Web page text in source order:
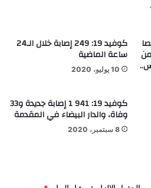
11 شخصا كوفيد 19: 249 إصابة خلال الـ24
ساعة الماضية
10 يوليو، 2020
كوفيد 19: 941 1 إصابة جديدة و33
وفاة، والدار البيضاء في المقدمة
8 سبتمبر، 2020